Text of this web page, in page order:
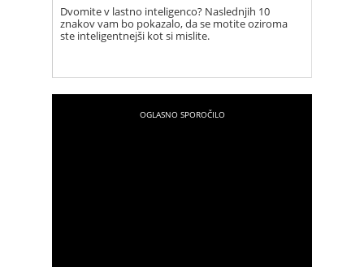
Dvomite v lastno inteligenco? Naslednjih 10
znakov vam bo pokazalo, da se motite oziroma
ste inteligentnejši kot si mislite.